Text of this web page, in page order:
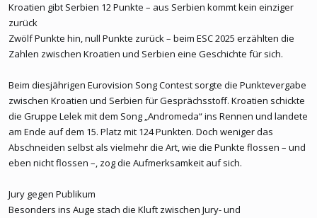
Kroatien gibt Serbien 12 Punkte – aus Serbien kommt kein einziger
zurück
Zwölf Punkte hin, null Punkte zurück – beim ESC 2025 erzählten die
Zahlen zwischen Kroatien und Serbien eine Geschichte für sich.
Beim diesjährigen Eurovision Song Contest sorgte die Punktevergabe
zwischen Kroatien und Serbien für Gesprächsstoff. Kroatien schickte
die Gruppe Lelek mit dem Song „Andromeda“ ins Rennen und landete
am Ende auf dem 15. Platz mit 124 Punkten. Doch weniger das
Abschneiden selbst als vielmehr die Art, wie die Punkte flossen – und
eben nicht flossen –, zog die Aufmerksamkeit auf sich.
Jury gegen Publikum
Besonders ins Auge stach die Kluft zwischen Jury- und